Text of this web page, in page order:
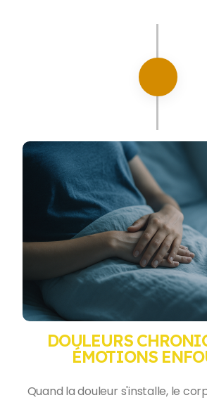
DOULEURS
ÉMOTIONS
Quand la douleur s'installe, le